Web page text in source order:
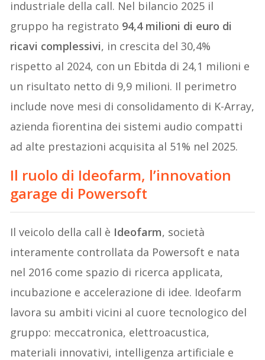
industriale della call. Nel bilancio 2025 il
gruppo ha registrato 94,4 milioni di euro di
ricavi complessivi, in crescita del 30,4%
rispetto al 2024, con un Ebitda di 24,1 milioni e
un risultato netto di 9,9 milioni. Il perimetro
include nove mesi di consolidamento di K-Array,
azienda fiorentina dei sistemi audio compatti
ad alte prestazioni acquisita al 51% nel 2025.
Il ruolo di Ideofarm, l’innovation
garage di Powersoft
Il veicolo della call è Ideofarm, società
interamente controllata da Powersoft e nata
nel 2016 come spazio di ricerca applicata,
incubazione e accelerazione di idee. Ideofarm
lavora su ambiti vicini al cuore tecnologico del
gruppo: meccatronica, elettroacustica,
materiali innovativi, intelligenza artificiale e